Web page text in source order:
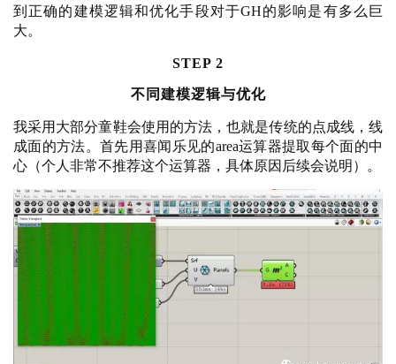
到正确的建模逻辑和优化手段对于GH的影响是有多么巨
大。
STEP 2
不同建模逻辑与优化
我采用大部分童鞋会使用的方法，也就是传统的点成线，线
成面的方法。首先用喜闻乐见的area运算器提取每个面的中
心（个人非常不推荐这个运算器，具体原因后续会说明）。